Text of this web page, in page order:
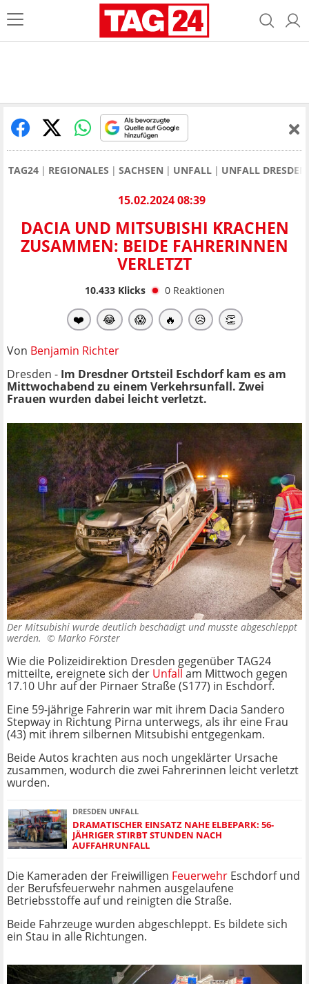
TAG24 REGIONALES SACHSEN UNFALL UNFALL
15.02.2024 08:39
DACIA UND MITSUBISHI KRACHEN
ZUSAMMEN: BEIDE FAHRERINNEN
VERLETZT
10.433Klicks 0 Reaktionen
❤️ 😂 😱 🔥 😥 👏
Von Benjamin Richter
Dresden - Im Dresdner Ortsteil Eschdorf kam es am
Mittwochabend zu einem Verkehrsunfall. Zwei
Frauen wurden dabei leicht verletzt.
Der Mitsubishi wurde deutlich beschädigt und musste abgeschleppt
werden. © Marko Förster
Wie die Polizeidirektion Dresden gegenüber TAG24
mitteilte, ereignete sich der Unfall am Mittwoch gegen
17.10 Uhr auf der Pirnaer Straße (S177) in Eschdorf.
Eine 59-jährige Fahrerin war mit ihrem Dacia Sandero
Stepway in Richtung Pirna unterwegs, als ihr eine Frau
(43) mit ihrem silbernen Mitsubishi entgegenkam.
Beide Autos krachten aus noch ungeklärter Ursache
zusammen, wodurch die zwei Fahrerinnen leicht verletzt
wurden.
DRESDEN UNFALL
DRAMATISCHER EINSATZ NAHE ELBEPARK: 56-
JÄHRIGER STIRBT STUNDEN NACH
AUFFAHRUNFALL
Die Kameraden der Freiwilligen Feuerwehr Eschdorf und
der Berufsfeuerwehr nahmen ausgelaufene
Betriebsstoffe auf und reinigten die Straße.
Beide Fahrzeuge wurden abgeschleppt. Es bildete sich
ein Stau in alle Richtungen.